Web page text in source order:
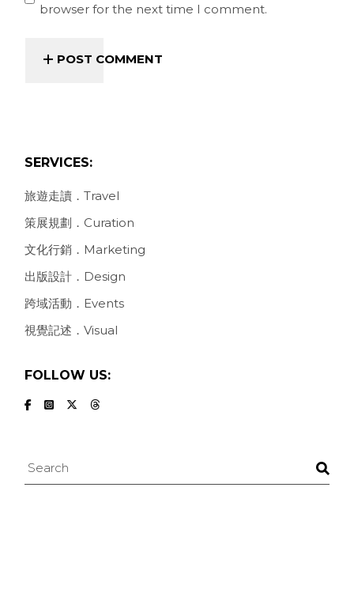
browser for the next time I comment.
POST COMMENT
SERVICES:
旅遊走讀．Travel
策展規劃．Curation
文化行銷．Marketing
出版設計．Design
跨域活動．Events
視覺記述．Visual
FOLLOW US:
Search